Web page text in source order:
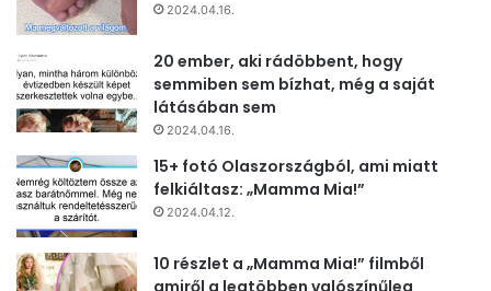
2024.04.16.
20 ember, aki rádöbbent, hogy
semmiben sem bízhat, még a saját
látásában sem
2024.04.16.
15+ fotó Olaszországból, ami miatt
felkiáltasz: „Mamma Mia!”
2024.04.12.
10 részlet a „Mamma Mia!” filmből